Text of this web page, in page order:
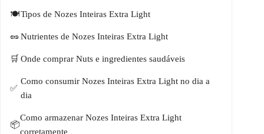
Tipos de Nozes Inteiras Extra Light
Nutrientes de Nozes Inteiras Extra Light
Onde comprar Nuts e ingredientes saudáveis
Como consumir Nozes Inteiras Extra Light no dia a
dia
Como armazenar Nozes Inteiras Extra Light
corretamente